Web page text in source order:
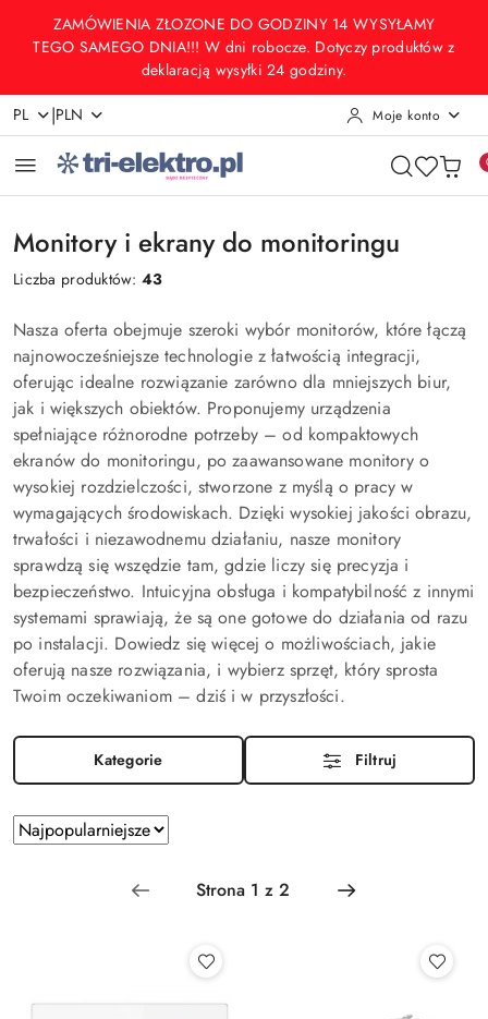
Przejdź do treści głównej
Przejdź do wyszukiwarki
Przejdź do moje konto
Przejdź do menu głównego
Przejdź do stopki
ZAMÓWIENIA ZŁOZONE DO GODZINY 14 WYSYŁAMY
TEGO SAMEGO DNIA!!! W dni robocze. Dotyczy produktów z
deklaracją wysyłki 24 godziny.
PL |PLN Moje konto
Monitory i ekrany do monitoringu
Liczba produktów:43
Nasza oferta obejmuje szeroki wybór monitorów, które łączą
najnowocześniejsze technologie z łatwością integracji,
oferując idealne rozwiązanie zarówno dla mniejszych biur,
jak i większych obiektów. Proponujemy urządzenia
spełniające różnorodne potrzeby – od kompaktowych
ekranów do monitoringu, po zaawansowane monitory o
wysokiej rozdzielczości, stworzone z myślą o pracy w
wymagających środowiskach. Dzięki wysokiej jakości obrazu,
trwałości i niezawodnemu działaniu, nasze monitory
sprawdzą się wszędzie tam, gdzie liczy się precyzja i
bezpieczeństwo. Intuicyjna obsługa i kompatybilność z innymi
systemami sprawiają, że są one gotowe do działania od razu
po instalacji. Dowiedz się więcej o możliwościach, jakie
oferują nasze rozwiązania, i wybierz sprzęt, który sprosta
Twoim oczekiwaniom – dziś i w przyszłości.
Kategorie Filtruj
Zastosowano
sortowanie:
Najpopularniejsze.
Sortuj
według